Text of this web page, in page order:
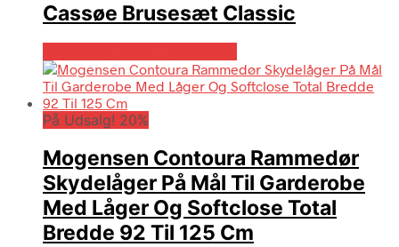
Cassøe Brusesæt Classic
På Udsalg! 20%
Mogensen Contoura Rammedør
Skydelåger På Mål Til Garderobe
Med Låger Og Softclose Total
Bredde 92 Til 125 Cm